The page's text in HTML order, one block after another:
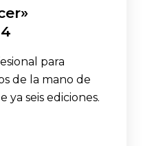
para
de la mano de
seis ediciones.